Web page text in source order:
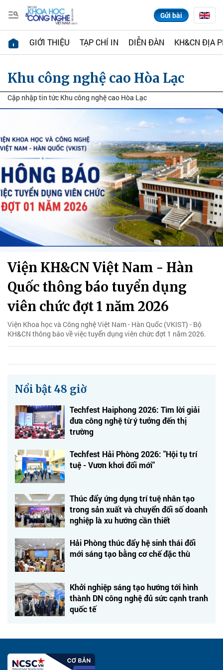
Gửi bài
GIỚI THIỆU TẠP CHÍ IN DIỄN ĐÀN KH&CN ĐỊA
Khu công nghệ cao Hòa Lạc
Cập nhập tin tức Khu công nghệ cao Hòa Lạc
Viện KH&CN Việt Nam - Hàn
Quốc thông báo tuyển dụng
viên chức đợt 1 năm 2026
Viện Khoa học và Công nghệ Việt Nam - Hàn Quốc (VKIST) - Bộ
KH&CN thông báo về việc tuyển dụng viên chức đợt 1 năm 2026.
Nổi bật 48 giờ
Techfest Haiphong 2026: Tìm lời giải
đưa công nghệ từ ý tưởng đến thị
trường
Techfest Hải Phòng 2026: "Hội tụ trí
tuệ - Vươn khơi đổi mới"
Thúc đẩy ứng dụng trí tuệ nhân tạo
trong sản xuất và chuyển đổi số doanh
nghiệp là xu hướng cần thiết
Hải Phòng thúc đẩy hệ sinh thái đổi
mới sáng tạo bằng cơ chế đặc thù
Khởi nghiệp sáng tạo hướng tới hình
thành DN công nghệ đủ sức cạnh tranh
quốc tế